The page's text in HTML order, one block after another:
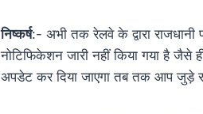
निष्कर्ष:- अभी तक रेलवे के द्वारा
नोटिफिकेशन जारी नहीं किया गया है जैसे
अपडेट कर दिया जाएगा तब तक आप जुड़े